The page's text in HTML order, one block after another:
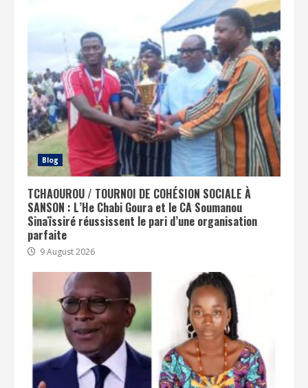
Blog
TCHAOUROU / TOURNOI DE COHÉSION SOCIALE À
SANSON : L’He Chabi Goura et le CA Soumanou
Sinaïssiré réussissent le pari d’une organisation
parfaite
9 August 2026